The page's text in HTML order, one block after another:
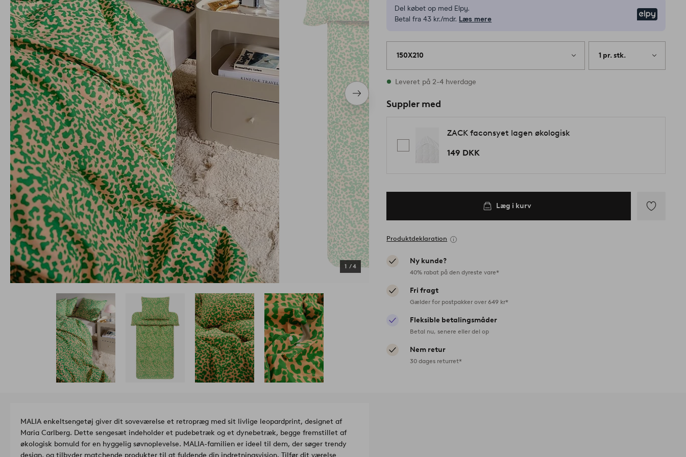
Næste
produkt
1 /4
Del købet op med Elpy.
Betal fra 43 kr./mdr. Læs mere
150X210 1 pr. stk.
På lager
Leveret på 2-4 hverdage
Suppler med
ZACK faconsyet lagen økologisk
149 DKK
Læg i kurv
Produktdeklaration
Ny kunde?
40% rabat på den dyreste vare*
Fri fragt
Gælder for postpakker over 649 kr*
Fleksible betalingsmåder
Betal nu, senere eller del op
Nem retur
30 dages returret*
MALIA enkeltsengetøj giver dit soveværelse et retropræg med sit livlige leopardprint, designet af
Maria Carlberg. Dette sengesæt indeholder et pudebetræk og et dynebetræk, begge fremstillet af
økologisk bomuld for en hyggelig søvnoplevelse. MALIA-familien er ideel til dem, der søger trendy
design, og tilbyder matchende produkter til at fuldende din indretningsvision. Tilfør dit værelse